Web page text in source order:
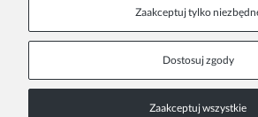
Czas i koszty dostawy
Pn.
Zaakceptuj tylko
Dostosuj zgody
Zaakceptuj wszystkie